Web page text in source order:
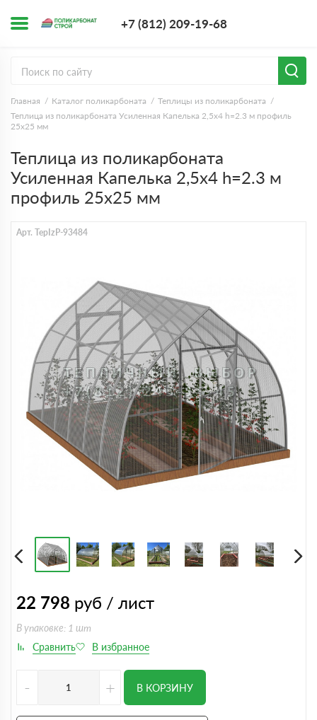
+7 (812) 209-19-68
Главная Каталог поликарбоната
Теплицы из поликарбоната
Теплица из поликарбоната Усиленная Капелька 2,5х4 h=2.3 м профиль
25х25 мм
Теплица из поликарбоната
Усиленная Капелька 2,5х4 h=2.3 м
профиль 25х25 мм
Арт. TepIzP-93484
22 798 руб / лист
В упаковке: 1 шт
- + В КОРЗИНУ